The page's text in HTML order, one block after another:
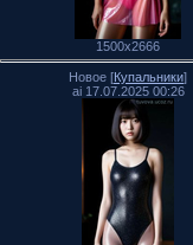
1500x2666
Новое [Купальники]
ai 17.07.2025 00:26